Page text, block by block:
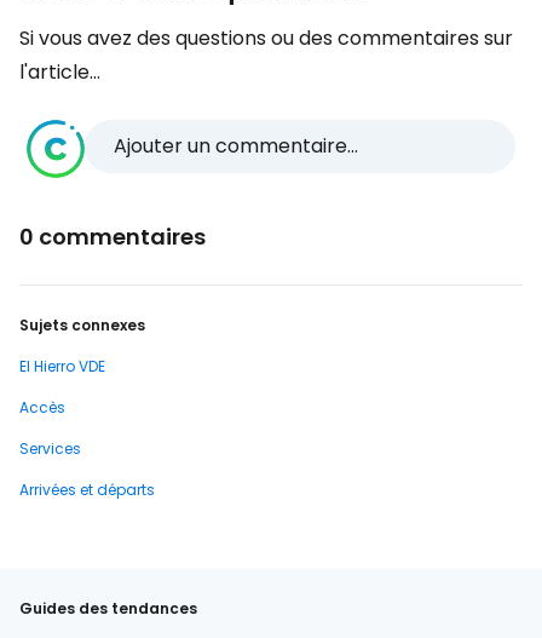
Si vous avez des questions ou des commentaires sur
l'article...
Ajouter un commentaire...
0 commentaires
Sujets connexes
El Hierro VDE
Accès
Services
Arrivées et départs
Guides des tendances